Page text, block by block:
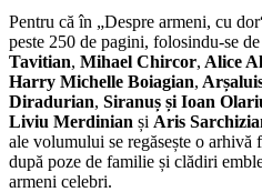
Pentru că în „Despre armeni, cu
peste 250 de pagini, folosindu-se
Tavitian, Mihael Chircor, Alice
Harry Michelle Boiagian,
Diradurian, Siranuș și Ioan
Liviu Merdinian și Aris
ale volumului se regăsește o
după poze de familie și clădiri
armeni celebri.